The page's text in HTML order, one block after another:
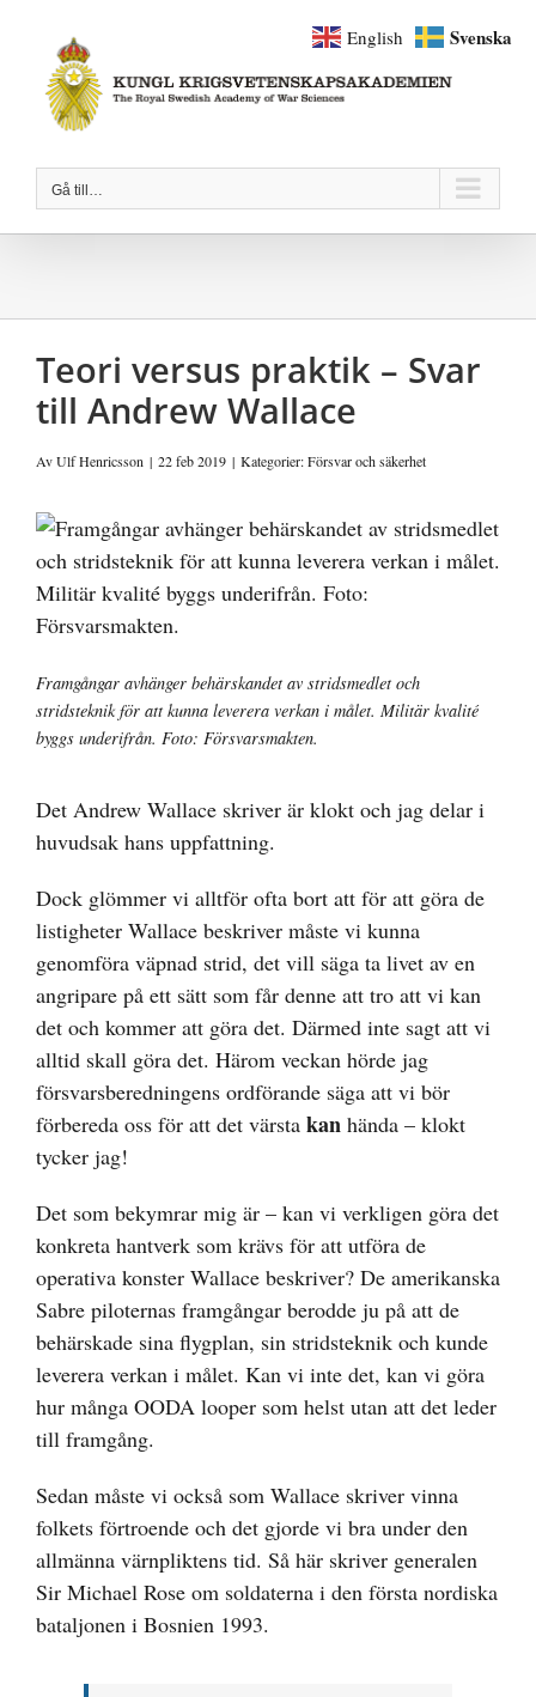
innehållet
Gå till…
Teori versus praktik – Svar
till Andrew Wallace
AvUlf Henricsson | 22 feb 2019 | Kategorier:Försvar och säkerhet
Visa
större
bild
Framgångar avhänger behärskandet av stridsmedlet och
stridsteknik för att kunna leverera verkan i målet. Militär kvalité
byggs underifrån. Foto: Försvarsmakten.
Det Andrew Wallace skriver är klokt och jag delar i
huvudsak hans uppfattning.
Dock glömmer vi alltför ofta bort att för att göra de
listigheter Wallace beskriver måste vi kunna
genomföra väpnad strid, det vill säga ta livet av en
angripare på ett sätt som får denne att tro att vi kan
det och kommer att göra det. Därmed inte sagt att vi
alltid skall göra det. Härom veckan hörde jag
försvarsberedningens ordförande säga att vi bör
förbereda oss för att det värsta kan hända – klokt
tycker jag!
Det som bekymrar mig är – kan vi verkligen göra det
konkreta hantverk som krävs för att utföra de
operativa konster Wallace beskriver? De amerikanska
Sabre piloternas framgångar berodde ju på att de
behärskade sina flygplan, sin stridsteknik och kunde
leverera verkan i målet. Kan vi inte det, kan vi göra
hur många OODA looper som helst utan att det leder
till framgång.
Sedan måste vi också som Wallace skriver vinna
folkets förtroende och det gjorde vi bra under den
allmänna värnpliktens tid. Så här skriver generalen
Sir Michael Rose om soldaterna i den första nordiska
bataljonen i Bosnien 1993.
English Svenska